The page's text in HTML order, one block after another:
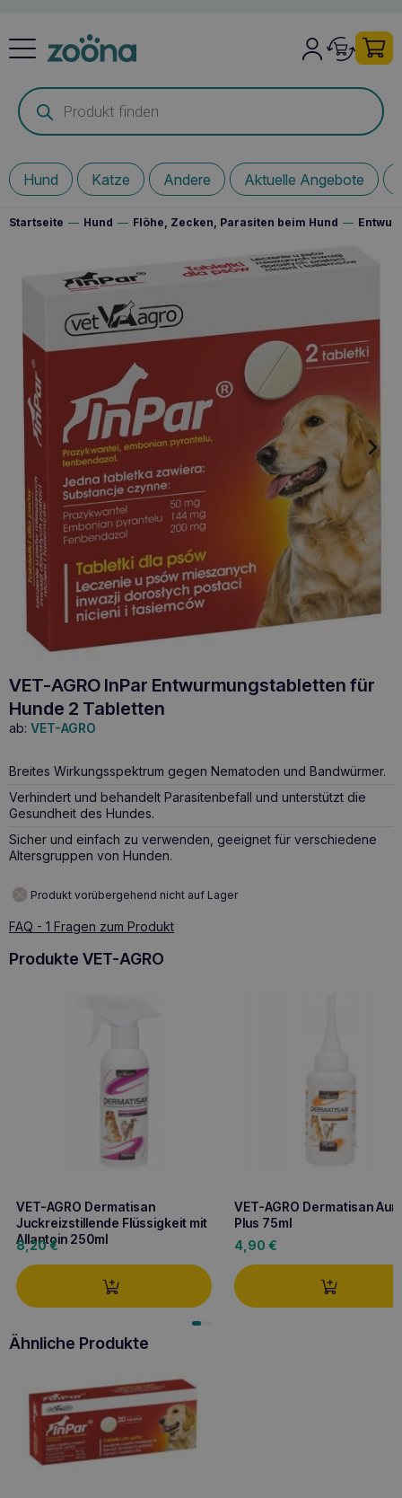
Products
search
Hund Katze Andere Aktuelle Angebote
Startseite — Hund — Flöhe, Zecken, Parasiten beim Hund —
VET-AGRO InPar Entwurmungstabletten für
Hunde 2 Tabletten
ab: VET-AGRO
Breites Wirkungsspektrum gegen Nematoden und Bandwürmer.
Verhindert und behandelt Parasitenbefall und unterstützt die
Gesundheit des Hundes.
Sicher und einfach zu verwenden, geeignet für verschiedene
Altersgruppen von Hunden.
Produkt vorübergehend nicht auf Lager
FAQ - 1 Fragen zum Produkt
Produkte VET-AGRO
VET-AGRO Dermatisan
Juckreizstillende Flüssigkeit mit
Allantoin 250ml
8,20€
VET-AGRO Dermatisan
Plus 75ml
4,90 €
Ähnliche Produkte